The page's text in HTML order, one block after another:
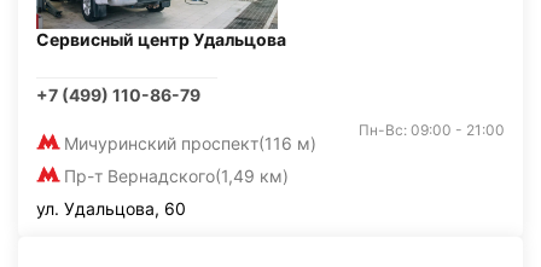
Сервисный центр Удальцова
+7 (499) 110-86-79
Мичуринский проспект(116 м)
Пр-т Вернадского(1,49 км)
Пн-Вс: 09:00 - 21:00
ул. Удальцова, 60